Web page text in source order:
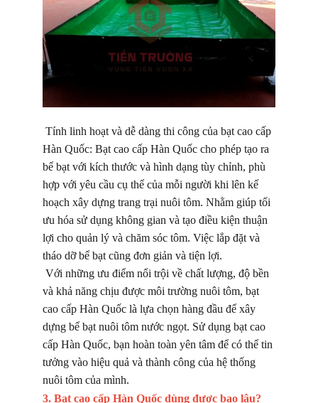
Tính linh hoạt và dễ dàng thi công của bạt cao cấp
Hàn Quốc: Bạt cao cấp Hàn Quốc cho phép tạo ra
bể bạt với kích thước và hình dạng tùy chỉnh, phù
hợp với yêu cầu cụ thể của mỗi người khi lên kế
hoạch xây dựng trang trại nuôi tôm. Nhằm giúp tối
ưu hóa sử dụng không gian và tạo điều kiện thuận
lợi cho quản lý và chăm sóc tôm. Việc lắp đặt và
tháo dỡ bể bạt cũng đơn giản và tiện lợi.
Với những ưu điểm nổi trội về chất lượng, độ bền
và khả năng chịu được môi trường nuôi tôm, bạt
cao cấp Hàn Quốc là lựa chọn hàng đầu để xây
dựng bể bạt nuôi tôm nước ngọt. Sử dụng bạt cao
cấp Hàn Quốc, bạn hoàn toàn yên tâm để có thể tin
tưởng vào hiệu quả và thành công của hệ thống
nuôi tôm của mình.
3. Bạt cao cấp Hàn Quốc dùng được bao lâu?